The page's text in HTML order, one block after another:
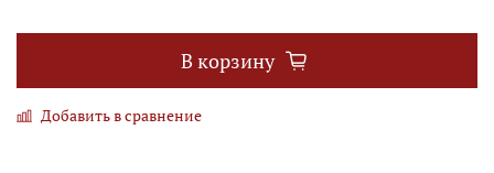
В корзину
Добавить в сравнение